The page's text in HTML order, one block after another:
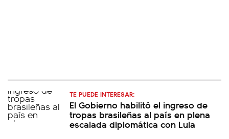
TE PUEDE INTERESAR:
El Gobierno habilitó el ingreso de
tropas brasileñas al país en plena
escalada diplomática con Lula